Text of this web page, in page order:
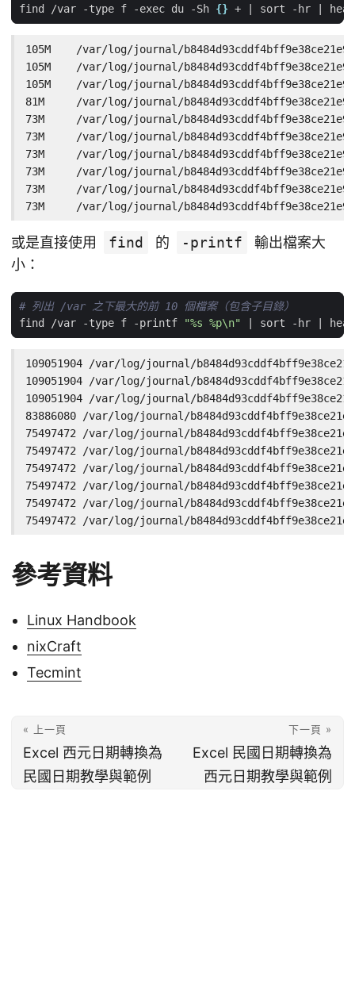
find /var -type f -exec du -Sh {} + sort -hr
105M    /var/log/journal/
105M    /var/log/journal/
105M    /var/log/journal/
81M     /var/log/journal/
73M     /var/log/journal/
73M     /var/log/journal/
73M     /var/log/journal/
73M     /var/log/journal/
73M     /var/log/journal/
73M     /var/log/journal/
或是直接使用 find 的 -printf
輸出檔案大
小：
# 列出 /var 之下最大的前 10 個檔案（包含子目錄）
find /var -type f -printf
"%s %p\n" sort -hr
109051904 /var/log/journal/
109051904 /var/log/journal/
109051904 /var/log/journal/
83886080 /var/log/journal/
75497472 /var/log/journal/
75497472 /var/log/journal/
75497472 /var/log/journal/
75497472 /var/log/journal/
75497472 /var/log/journal/
75497472 /var/log/journal/
參考資料
Linux Handbook
nixCraft
Tecmint
« 上一頁
Excel 西元日期轉換為
民國日期教學與範例
下一頁 »
Excel 民國日期轉換為
西元日期教學與範例